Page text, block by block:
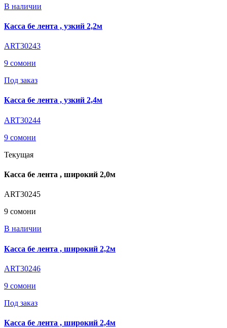
В наличии
Касса бе лента , узкий 2,2м
ART30243
9 сомони
Под заказ
Касса бе лента , узкий 2,4м
ART30244
9 сомони
Текущая
Касса бе лента , широкий 2,0м
ART30245
9 сомони
В наличии
Касса бе лента , широкий 2,2м
ART30246
9 сомони
Под заказ
Касса бе лента , широкий 2,4м